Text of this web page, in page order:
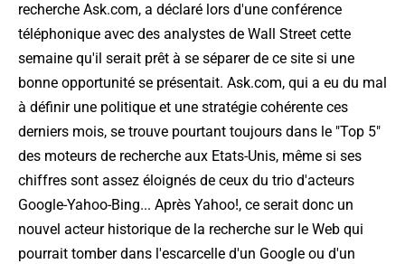
recherche Ask.com, a déclaré lors d'une conférence
téléphonique avec des analystes de Wall Street cette
semaine qu'il serait prêt à se séparer de ce site si une
bonne opportunité se présentait. Ask.com, qui a eu du mal
à définir une politique et une stratégie cohérente ces
derniers mois, se trouve pourtant toujours dans le "Top 5"
des moteurs de recherche aux Etats-Unis, même si ses
chiffres sont assez éloignés de ceux du trio d'acteurs
Google-Yahoo-Bing... Après Yahoo!, ce serait donc un
nouvel acteur historique de la recherche sur le Web qui
pourrait tomber dans l'escarcelle d'un Google ou d'un